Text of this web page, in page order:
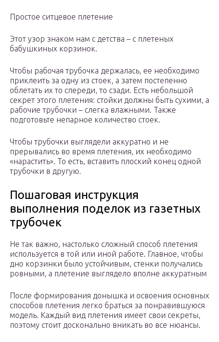
Простое ситцевое плетение
Этот узор знаком нам с детства – с плетеных
бабушкиных корзинок.
Чтобы рабочая трубочка держалась, ее необходимо
приклеить за одну из стоек, а затем постепенно
облетать их то спереди, то сзади. Есть небольшой
секрет этого плетения: стойки должны быть сухими, а
рабочие трубочки – слегка влажными. Также
подготовьте непарное количество стоек.
Чтобы трубочки выглядели аккуратно и не
прерывались во время плетения, их необходимо
«нарастить». То есть, вставить плоский конец одной
трубочки в другую.
Пошаговая инструкция
выполнения поделок из газетных
трубочек
Не так важно, настолько сложный способ плетения
используется в той или иной работе. Главное, чтобы
дно корзинки было устойчивым, стенки получались
ровными, а плетение выглядело вполне аккуратным
После формирования донышка и освоения основных
способов плетения легко браться за понравившуюся
модель. Каждый вид плетения имеет свои секреты,
поэтому стоит досконально вникать во все нюансы.